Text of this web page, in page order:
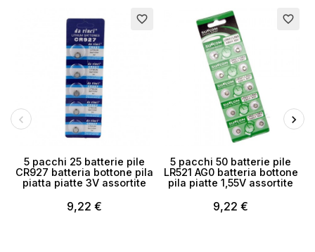
favorite_border
5 pacchi 25 batterie pile
CR927 batteria bottone pila
piatta piatte 3V assortite
9,22 €
favorite_border
5 pacchi 50 batterie pile
LR521 AG0 batteria bottone
pila piatte 1,55V assortite
9,22 €
Annulla Crea lista dei desideri